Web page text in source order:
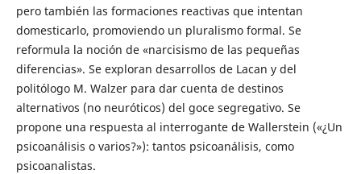
pero también las formaciones reactivas que intentan
domesticarlo, promoviendo un pluralismo formal. Se
reformula la noción de «narcisismo de las pequeñas
diferencias». Se exploran desarrollos de Lacan y del
politólogo M. Walzer para dar cuenta de destinos
alternativos (no neuróticos) del goce segregativo. Se
propone una respuesta al interrogante de Wallerstein («¿Un
psicoanálisis o varios?»): tantos psicoanálisis, como
psicoanalistas.